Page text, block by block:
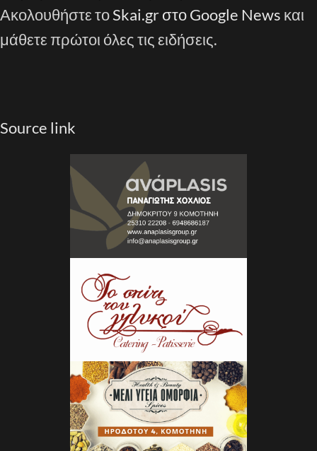
Ακολουθήστε τοSkai.gr στο Google News και
μάθετε πρώτοι όλες τις ειδήσεις.
Source link